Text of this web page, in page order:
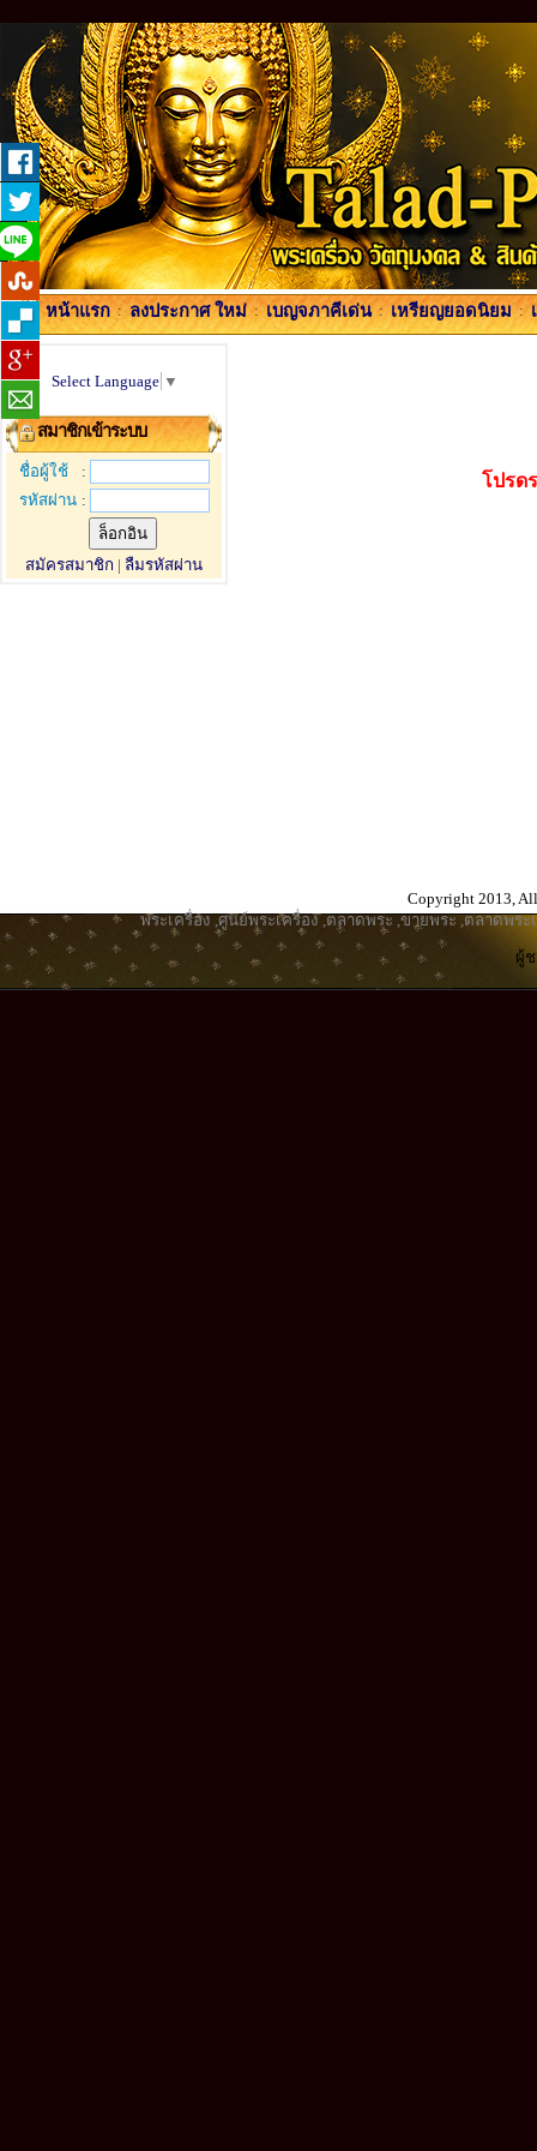
หน้าแรก : ลงประกาศ ใหม่ : เบญจภาคีเด่น : เหรียญยอดนิยม :
Select Language ▼
สมาชิกเข้าระบบ
ชื่อผู้ใช้
:
รหัสผ่าน :
สมัครสมาชิก | ลืมรหัสผ่าน
โปรด
Copyright 2013,
พระเครื่อง ,ศูนย์พระเครื่อง,ตลาดพระ ,ขายพระ ,ตลาดพระ
ผู้